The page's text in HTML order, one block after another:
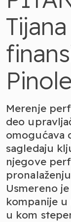
Merenje
deo
omogućava
sagledaju
njegove
Usmereno
kompanije u
u kom